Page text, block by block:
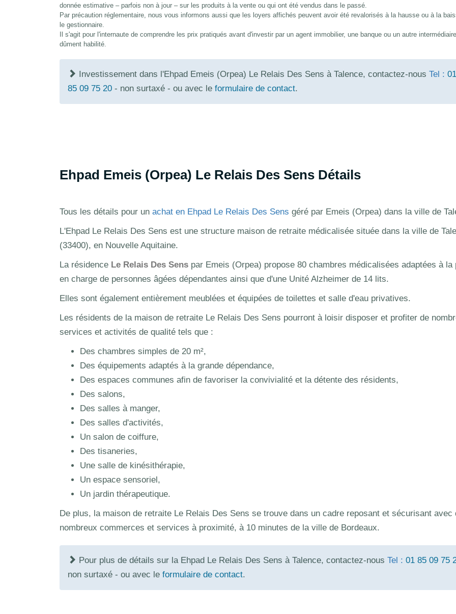
donnée estimative – parfois non à jour – sur les produits à la vente ou qui ont été vendus dans le passé.
Par précaution réglementaire, nous vous informons aussi que les loyers affichés peuvent avoir été revalorisés à la hausse ou à la
le gestionnaire.
Il s'agit pour l'internaute de comprendre les prix pratiqués avant d'investir par un agent immobilier, une banque ou un autre intermédiaire
dûment habilité.
Investissement dans l'Ehpad Emeis (Orpea) Le Relais Des Sens à Talence, contactez-nous Tel : 01
85 09 75 20 - non surtaxé - ou avec le formulaire de contact.
Ehpad Emeis (Orpea) Le Relais Des Sens Détails
Tous les détails pour un achat en Ehpad Le Relais Des Sens géré par Emeis (Orpea) dans la ville de
L'Ehpad Le Relais Des Sens est une structure maison de retraite médicalisée située dans la ville de
(33400), en Nouvelle Aquitaine.
La résidence Le Relais Des Sens par Emeis (Orpea) propose 80 chambres médicalisées adaptées à la
en charge de personnes âgées dépendantes ainsi que d'une Unité Alzheimer de 14 lits.
Elles sont également entièrement meublées et équipées de toilettes et salle d'eau privatives.
Les résidents de la maison de retraite Le Relais Des Sens pourront à loisir disposer et profiter de
services et activités de qualité tels que :
Des chambres simples de 20 m²,
Des équipements adaptés à la grande dépendance,
Des espaces communes afin de favoriser la convivialité et la détente des résidents,
Des salons,
Des salles à manger,
Des salles d'activités,
Un salon de coiffure,
Des tisaneries,
Une salle de kinésithérapie,
Un espace sensoriel,
Un jardin thérapeutique.
De plus, la maison de retraite Le Relais Des Sens se trouve dans un cadre reposant et sécurisant avec
nombreux commerces et services à proximité, à 10 minutes de la ville de Bordeaux.
Pour plus de détails sur la Ehpad Le Relais Des Sens à Talence, contactez-nous Tel : 01 85 09 75
non surtaxé - ou avec le formulaire de contact.